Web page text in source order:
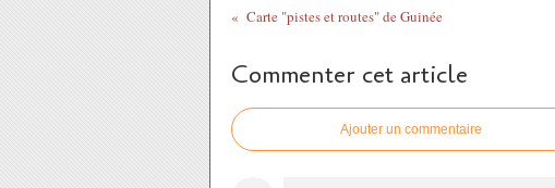
Carte "pistes et routes" de Guinée
Commenter cet article
Ajouter un commentaire